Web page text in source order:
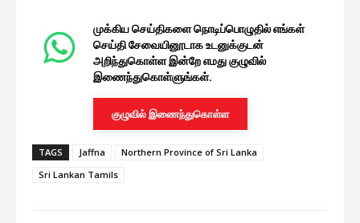
முக்கிய செய்திகளை நொடிப்பொழுதில் எங்கள்
செய்தி சேவையினூடாக உடனுக்குடன்
அறிந்துகொள்ள இன்றே எமது குழுவில்
இணைந்துகொள்ளுங்கள்.
குழுவில் இணைந்துகொள்ள
TAGS Jaffna
Northern Province of Sri Lanka
Sri Lankan Tamils